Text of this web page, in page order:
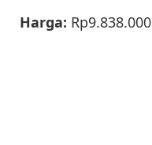
Harga: Rp9.838.000